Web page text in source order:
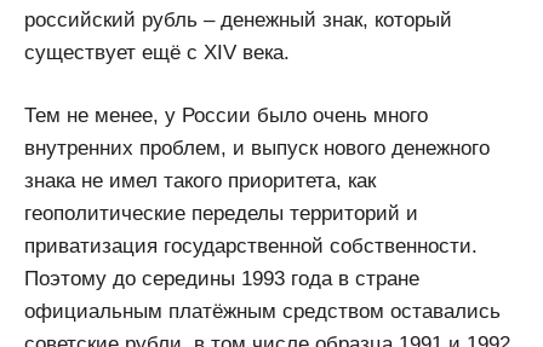
российский рубль – денежный знак, который
существует ещё с XIV века.
Тем не менее, у России было очень много
внутренних проблем, и выпуск нового денежного
знака не имел такого приоритета, как
геополитические переделы территорий и
приватизация государственной собственности.
Поэтому до середины 1993 года в стране
официальным платёжным средством оставались